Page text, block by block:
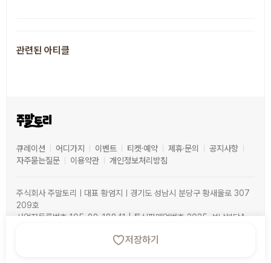
관련된 아티클
저장하기
큐레이션 어디가지 이벤트 티켓·예약 제휴·문의
공지사항
자주묻는질문
이용약관 개인정보처리방침
주식회사 주말토리ㅣ대표 황엄지ㅣ경기도 성남시 분당구 황새울로 307
209호
사업자등록번호 105-88-18841 | 통신판매업번호 2025-성남분당A-